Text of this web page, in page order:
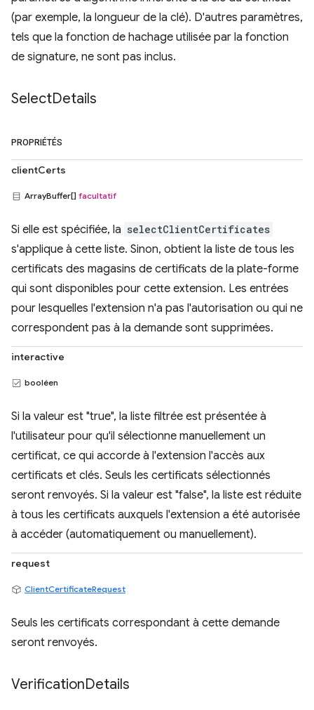
(par exemple, la longueur de la clé). D'autres paramètres,
tels que la fonction de hachage utilisée par la fonction
de signature, ne sont pas inclus.
SelectDetails
PROPRIÉTÉS
clientCerts
ArrayBuffer[] facultatif
Si elle est spécifiée, la selectClientCertificates
s'applique à cette liste. Sinon, obtient la liste de tous les
certificats des magasins de certificats de la plate-forme
qui sont disponibles pour cette extension. Les entrées
pour lesquelles l'extension n'a pas l'autorisation ou qui ne
correspondent pas à la demande sont supprimées.
interactive
booléen
Si la valeur est "true", la liste filtrée est présentée à
l'utilisateur pour qu'il sélectionne manuellement un
certificat, ce qui accorde à l'extension l'accès aux
certificats et clés. Seuls les certificats sélectionnés
seront renvoyés. Si la valeur est "false", la liste est réduite
à tous les certificats auxquels l'extension a été autorisée
à accéder (automatiquement ou manuellement).
request
ClientCertificateRequest
Seuls les certificats correspondant à cette demande
seront renvoyés.
VerificationDetails